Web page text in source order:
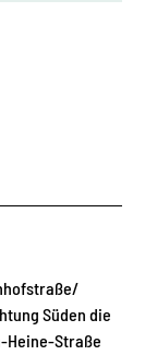
Süden die
Heine-Straße